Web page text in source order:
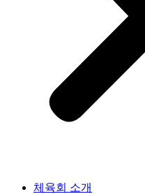
체육회 소개